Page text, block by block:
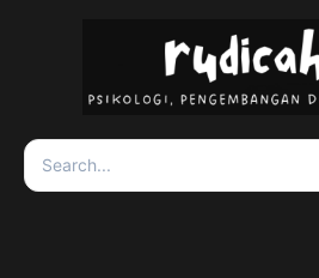
Search
for: